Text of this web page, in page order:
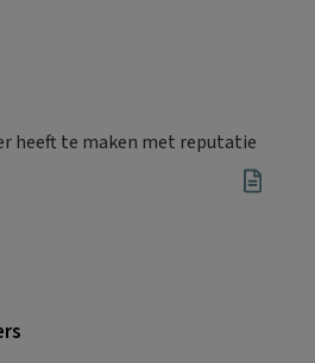
heeft te maken met reputatie